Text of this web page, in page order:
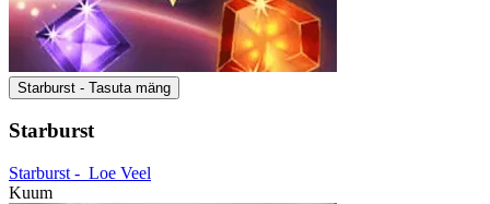
Starburst - Tasuta mäng
Starburst
Starburst - Loe Veel
Kuum